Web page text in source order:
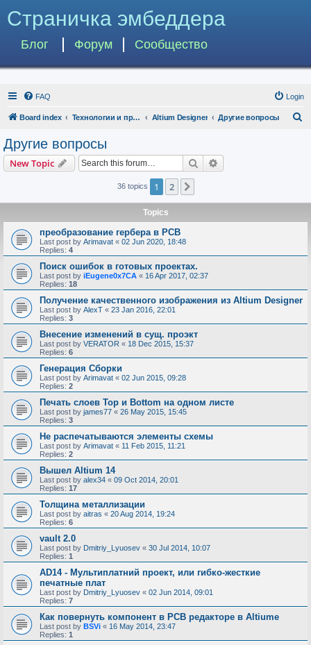
Страничка эмбеддера
Блог Форум Сообщество
FAQ Login
Board index Технологии и программы Altium Designer Другие вопросы
Другие вопросы
New Topic Search
36 topics 1 2
Topics
преобразование гербера в PCB
Last post by Arimavat « 02 Jun 2020, 18:48
Replies: 4
Поиск ошибок в готовых проектах.
Last post by iEugene0x7CA « 16 Apr 2017, 02:37
Replies: 18
Получение качественного изображения из Altium Designer
Last post by AlexT « 23 Jan 2016, 22:01
Replies: 3
Внесение изменений в сущ. проэкт
Last post by VERATOR « 18 Dec 2015, 15:37
Replies: 6
Генерация Сборки
Last post by Arimavat « 02 Jun 2015, 09:28
Replies: 2
Печать слоев Top и Bottom на одном листе
Last post by james77 « 26 May 2015, 15:45
Replies: 3
Не распечатываются элементы схемы
Last post by Arimavat « 11 Feb 2015, 11:21
Replies: 2
Вышел Altium 14
Last post by alex34 « 09 Oct 2014, 20:01
Replies: 17
Толщина металлизации
Last post by aitras « 20 Aug 2014, 19:24
Replies: 6
vault 2.0
Last post by Dmitriy_Lyuosev « 30 Jul 2014, 10:07
Replies: 1
AD14 - Мультиплатний проект, или гибко-жесткие
печатные плат
Last post by Dmitriy_Lyuosev « 02 Jun 2014, 09:01
Replies: 7
Как повернуть компонент в PCB редакторе в Altiume
Last post by BSVi « 16 May 2014, 23:47
Replies: 1